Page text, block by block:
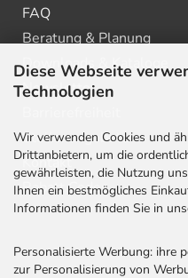
Diese Webseite
Technologien
Wir verwenden Cookies und
Drittanbietern, um die
gewährleisten, die Nutzung
Ihnen ein bestmögliches
Informationen finden Sie in
Personalisierte Werbung: ihre
zur Personalisierung von
FAQ
Beratung & Planung
Downloads & Kataloge
Newsletter
Stellenangebote
Kontakt
Rabatt Codes